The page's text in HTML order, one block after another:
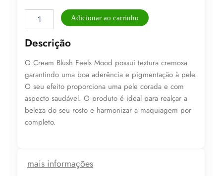
mais informações
R$19,30
Blush
Feels
Ruby
Rose
B140
Fire
9g
quantidade
Adicionar ao carrinho
Descrição
O Cream Blush Feels Mood possui textura cremosa
garantindo uma boa aderência e pigmentação à pele.
O seu efeito proporciona uma pele corada e com
aspecto saudável. O produto é ideal para realçar a
beleza do seu rosto e harmonizar a maquiagem por
completo.